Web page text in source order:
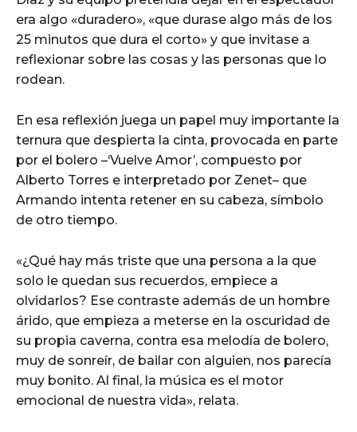
era algo «duradero», «que durase algo más de los
25 minutos que dura el corto» y que invitase a
reflexionar sobre las cosas y las personas que lo
rodean.
En esa reflexión juega un papel muy importante la
ternura que despierta la cinta, provocada en parte
por el bolero –‘Vuelve Amor’, compuesto por
Alberto Torres e interpretado por Zenet– que
Armando intenta retener en su cabeza, símbolo
de otro tiempo.
«¿Qué hay más triste que una persona a la que
solo le quedan sus recuerdos, empiece a
olvidarlos? Ese contraste además de un hombre
árido, que empieza a meterse en la oscuridad de
su propia caverna, contra esa melodía de bolero,
muy de sonreír, de bailar con alguien, nos parecía
muy bonito. Al final, la música es el motor
emocional de nuestra vida», relata.